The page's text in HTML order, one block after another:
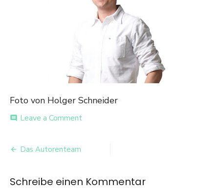
Foto von Holger Schneider
comment Leave a Commenton
Beitrags-
Das Autorenteam
Schreibe einen Kommentar